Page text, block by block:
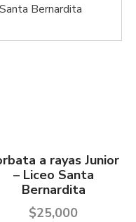
Bernardita
a rayas Junior
– Liceo Santa
Bernardita
$25,000